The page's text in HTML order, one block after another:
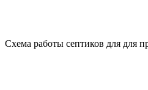
Схема работы септиков для для